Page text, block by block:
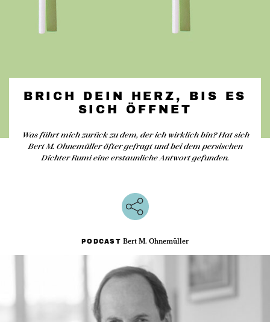
BRICH DEIN HERZ, BIS ES
SICH ÖFFNET
Was führt mich zurück zu dem, der ich wirklich bin? Hat sich
Bert M. Ohnemüller öfter gefragt und bei dem persischen
Dichter Rumi eine erstaunliche Antwort gefunden.
PODCAST Bert M. Ohnemüller